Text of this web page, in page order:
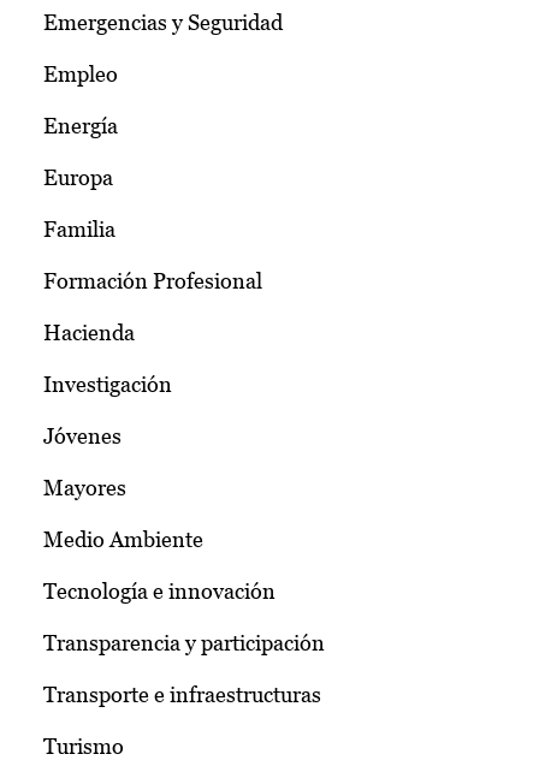
Emergencias y Seguridad
Empleo
Energía
Europa
Familia
Formación Profesional
Hacienda
Investigación
Jóvenes
Mayores
Medio Ambiente
Tecnología e innovación
Transparencia y participación
Transporte e infraestructuras
Turismo